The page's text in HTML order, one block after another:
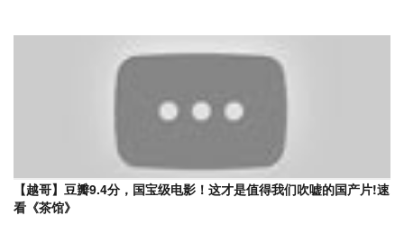
【越哥】豆瓣9.4分，国宝级电影！这才是值得我们吹嘘的国产片!速
看《茶馆》